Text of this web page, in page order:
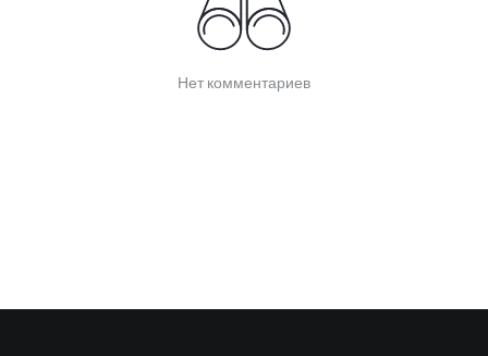
Нет комментариев